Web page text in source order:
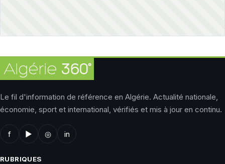
Le fil d'information de référence en Algérie. Actualité nationale,
économie, sport et international, vérifiés et mis à jour en continu.
f ▶ ◎ in
RUBRIQUES